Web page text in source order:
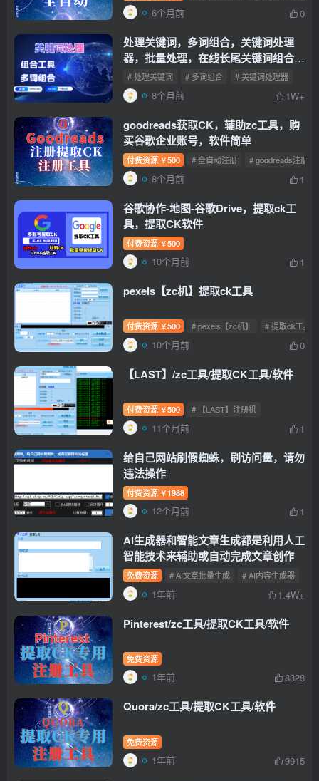
6个月前 0
处理关键词，多词组合，关键词处理
器，批量处理，在线长尾关键词组合工
具-关键词批量生成工具 【处理关键
词】
# 处理关键词 # 多词组合 # 关键词处理器
8个月前 1W+
goodreads获取CK，辅助zc工具，购
买谷歌企业账号，软件简单
付费资源 ￥500 # 全自动注册 # goodreads注册获
8个月前 1
谷歌协作-地图-谷歌Drive，提取ck工
具，提取CK软件
付费资源 ￥500
10个月前 1
pexels【zc机】提取ck工具
付费资源 ￥500 # pexels【zc机】 # 提取ck工具
10个月前 0
【LAST】/zc工具/提取CK工具/软件
付费资源 ￥500 # 【LAST】注册机
11个月前 1
给自己网站刷假蜘蛛，刷访问量，请勿
违法操作
付费资源 ￥ 1988
12个月前 1
AI生成器和智能文章生成都是利用人工
智能技术来辅助或自动完成文章创作
免费资源 # AI文章批量生成 # AI内容生成器
1年前 1.4W+
Pinterest/zc工具/提取CK工具/软件
免费资源
1年前 8328
Quora/zc工具/提取CK工具/软件
免费资源
1年前 9915